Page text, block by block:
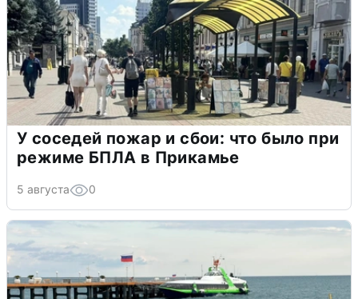
У соседей пожар и сбои: что было при
режиме БПЛА в Прикамье
5 августа 0